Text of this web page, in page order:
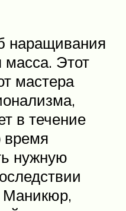
наращивания
масса. Этот
мастера
в течение
время
нужную
Маникюр,